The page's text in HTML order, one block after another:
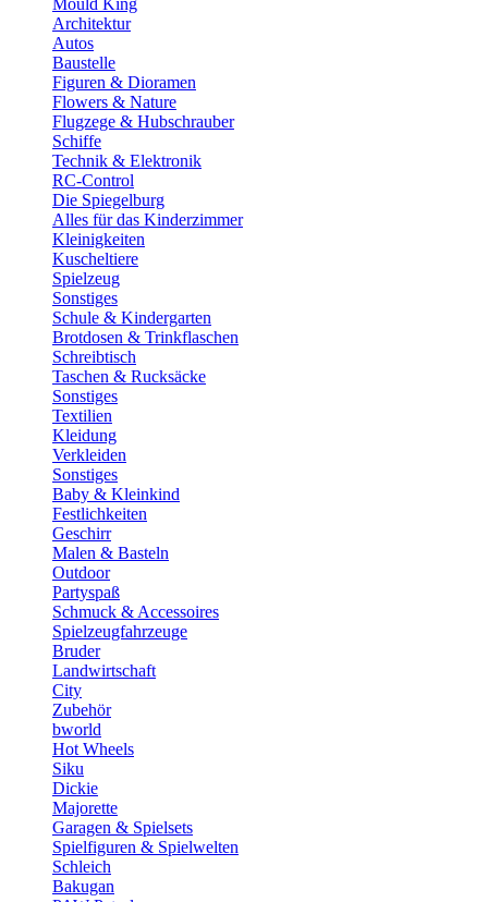
Mould King
Architektur
Autos
Baustelle
Figuren & Dioramen
Flowers & Nature
Flugzege & Hubschrauber
Schiffe
Technik & Elektronik
RC-Control
Die Spiegelburg
Alles für das Kinderzimmer
Kleinigkeiten
Kuscheltiere
Spielzeug
Sonstiges
Schule & Kindergarten
Brotdosen & Trinkflaschen
Schreibtisch
Taschen & Rucksäcke
Sonstiges
Textilien
Kleidung
Verkleiden
Sonstiges
Baby & Kleinkind
Festlichkeiten
Geschirr
Malen & Basteln
Outdoor
Partyspaß
Schmuck & Accessoires
Spielzeugfahrzeuge
Bruder
Landwirtschaft
City
Zubehör
bworld
Hot Wheels
Siku
Dickie
Majorette
Garagen & Spielsets
Spielfiguren & Spielwelten
Schleich
Bakugan